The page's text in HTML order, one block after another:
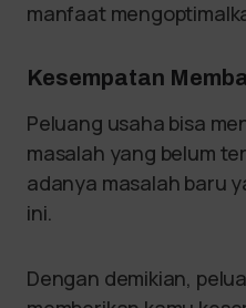
manfaat
Kesempatan
Peluang usaha bisa
masalah yang belum
adanya masalah baru
ini.
Dengan demikian,